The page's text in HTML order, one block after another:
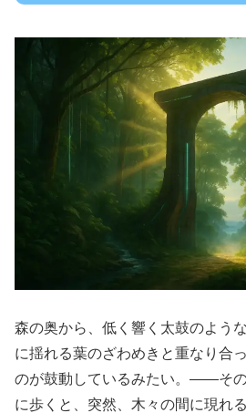
森の奥から、低く響く太鼓のよう
に揺れる葉のざわめきと重なり合
のが鼓動しているみたい。――そ
に歩くと、突然、木々の間に現れ